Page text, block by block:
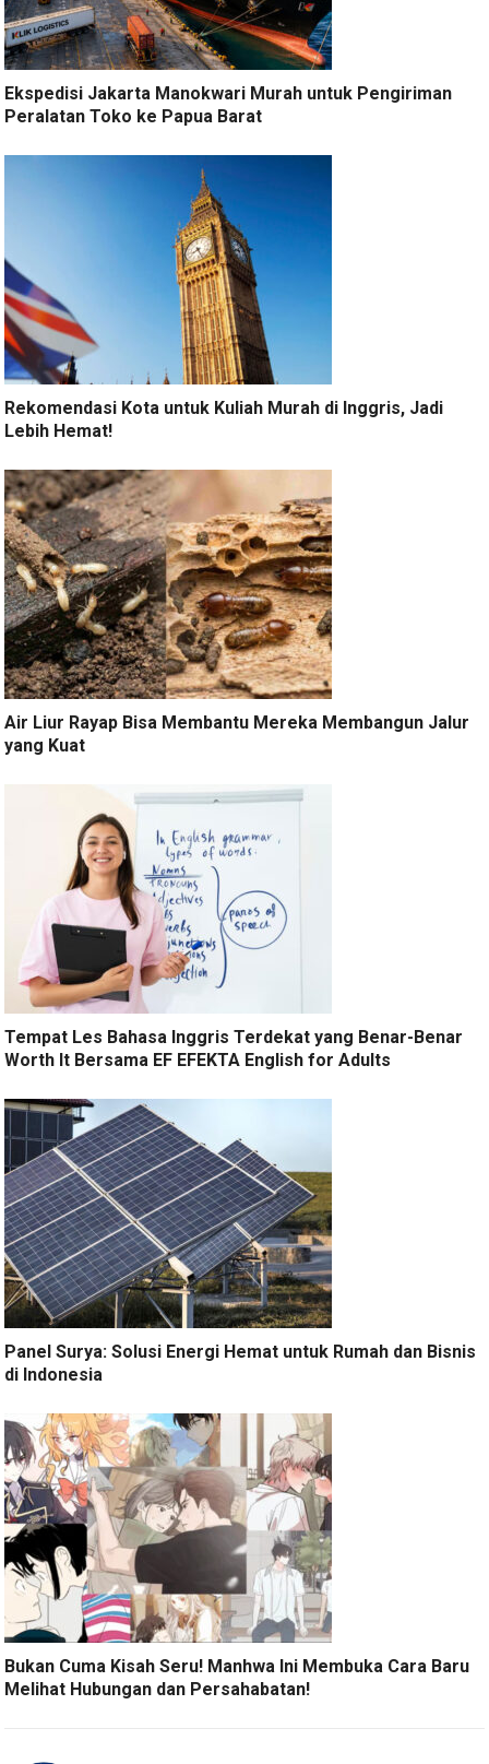
Ekspedisi Jakarta Manokwari Murah untuk Pengiriman
Peralatan Toko ke Papua Barat
Rekomendasi Kota untuk Kuliah Murah di Inggris, Jadi
Lebih Hemat!
Air Liur Rayap Bisa Membantu Mereka Membangun Jalur
yang Kuat
Tempat Les Bahasa Inggris Terdekat yang Benar-Benar
Worth It Bersama EF EFEKTA English for Adults
Panel Surya: Solusi Energi Hemat untuk Rumah dan Bisnis
di Indonesia
Bukan Cuma Kisah Seru! Manhwa Ini Membuka Cara Baru
Melihat Hubungan dan Persahabatan!